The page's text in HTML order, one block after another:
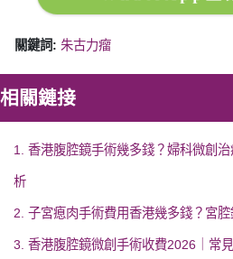
關鍵詞: 朱古力瘤
相關鏈接
1. 香港腹腔鏡手術幾多錢？婦科微創
析
2. 子宮瘜肉手術費用香港幾多錢？宮
3. 香港腹腔鏡微創手術收費2026｜常